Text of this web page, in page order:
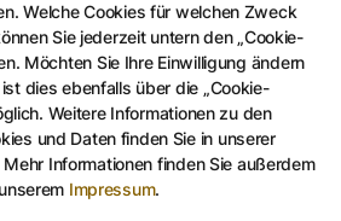
Welche Cookies für welchen Zweck
Sie jederzeit untern den „Cookie-
Möchten Sie Ihre Einwilligung ändern
dies ebenfalls über die „Cookie-
Weitere Informationen zu den
und Daten finden Sie in unserer
Mehr Informationen finden Sie außerdem
Impressum.
Stockholm, Wien, Paris,
In Gera markiert die Spielzeit
einer beispielhaften Entwicklung
Staatsballett.